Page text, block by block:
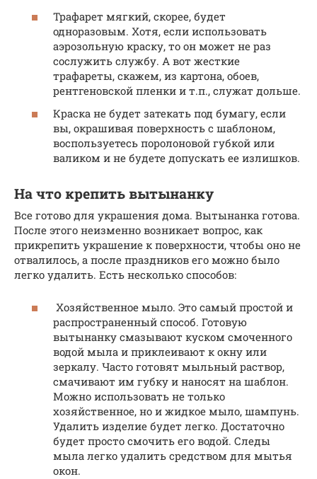
Трафарет мягкий, скорее, будет
одноразовым. Хотя, если использовать
аэрозольную краску, то он может не раз
сослужить службу. А вот жесткие
трафареты, скажем, из картона, обоев,
рентгеновской пленки и т.п., служат дольше.
Краска не будет затекать под бумагу, если
вы, окрашивая поверхность с шаблоном,
воспользуетесь поролоновой губкой или
валиком и не будете допускать ее излишков.
На что крепить вытынанку
Все готово для украшения дома. Вытынанка готова.
После этого неизменно возникает вопрос, как
прикрепить украшение к поверхности, чтобы оно не
отвалилось, а после праздников его можно было
легко удалить. Есть несколько способов:
Хозяйственное мыло. Это самый простой и
распространенный способ. Готовую
вытынанку смазывают куском смоченного
водой мыла и приклеивают к окну или
зеркалу. Часто готовят мыльный раствор,
смачивают им губку и наносят на шаблон.
Можно использовать не только
хозяйственное, но и жидкое мыло, шампунь.
Удалить изделие будет легко. Достаточно
будет просто смочить его водой. Следы
мыла легко удалить средством для мытья
окон.